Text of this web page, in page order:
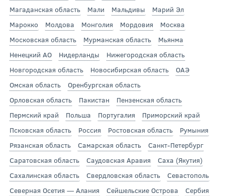
Магаданская область
Мали Мальдивы
Марий Эл
Марокко
Молдова Монголия Мордовия
Москва
Московская область
Мурманская область
Мьянма
Ненецкий АО
Нидерланды
Нижегородская область
Новгородская область
Новосибирская область
ОАЭ
Омская область
Оренбургская область
Орловская область
Пакистан
Пензенская область
Пермский край
Польша Португалия
Приморский край
Псковская область
Россия Ростовская область
Румыния
Рязанская область
Самарская область
Санкт-Петербург
Саратовская область
Саудовская Аравия
Саха (Якутия)
Сахалинская область
Свердловская область
Севастополь
Северная Осетия — Алания
Сейшельские Острова
Сербия